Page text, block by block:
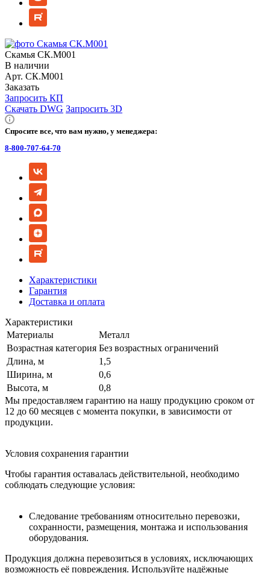
Скамья СК.М001
В наличии
Арт. СК.М001
Заказать
Запросить КП
Скачать DWG Запросить 3D
Спросите все, что вам нужно, у менеджера:
8-800-707-64-70
Характеристики
Гарантия
Доставка и оплата
Характеристики
Материалы
Металл
Возрастная категория Без возрастных ограничений
Длина, м
1,5
Ширина, м
0,6
Высота, м
0,8
Мы предоставляем гарантию на нашу продукцию сроком от
12 до 60 месяцев с момента покупки, в зависимости от
продукции.
Условия сохранения гарантии
Чтобы гарантия оставалась действительной, необходимо
соблюдать следующие условия:
Следование требованиям относительно перевозки,
сохранности, размещения, монтажа и использования
оборудования.
Продукция должна перевозиться в условиях, исключающих
возможность её повреждения. Используйте надёжные